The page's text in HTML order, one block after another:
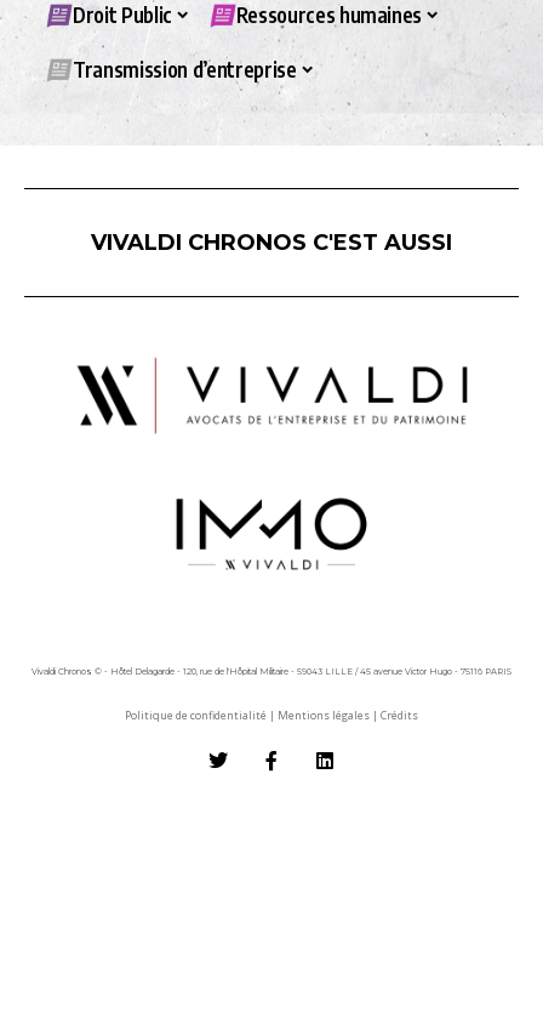
Droit Public Ressources humaines
Transmission d’entreprise
VIVALDI CHRONOS C'EST AUSSI
Vivaldi Chronos © - Hôtel Delagarde - 120, rue de l'Hôpital Militaire - 59043 LILLE / 45 avenue Victor Hugo - 75116 PARIS
Politique de confidentialité | Mentions légales | Crédits